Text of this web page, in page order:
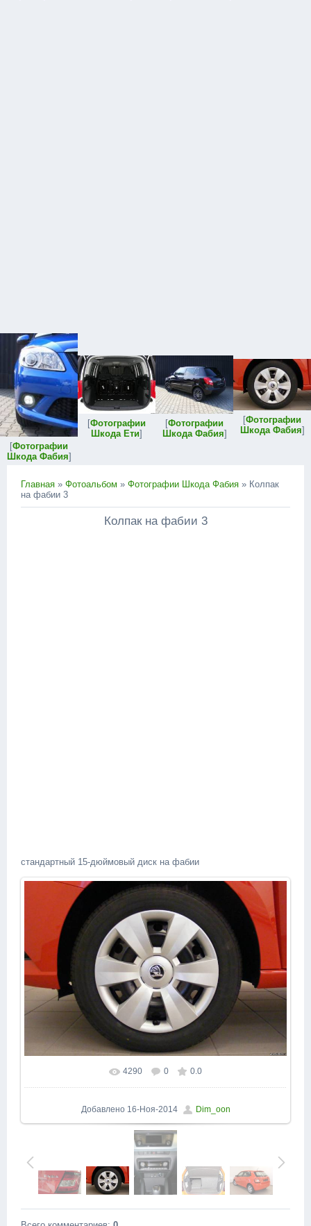
[Фотографии
Шкода Фабия]
[Фотографии
Шкода Ети]
[Фотографии
Шкода Фабия]
[Фотографии
Шкода Фабия]
Главная » Фотоальбом » Фотографии Шкода Фабия » Колпак
на фабии 3
Колпак на фабии 3
стандартный 15-дюймовый диск на фабии
В реальном размере 1600x1066
4290 0 0.0
Добавлено 16-Ноя-2014 Dim_oon